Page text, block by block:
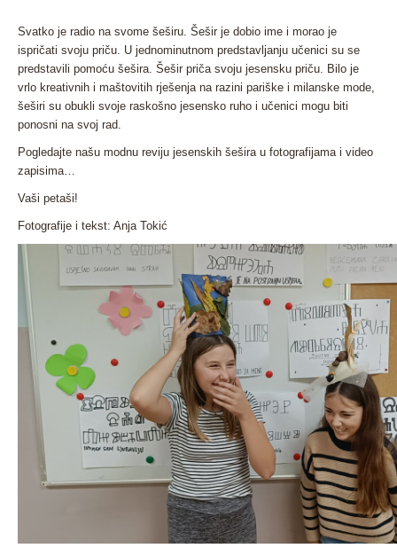
Svatko je radio na svome šeširu. Šešir je dobio ime i morao je
ispričati svoju priču. U jednominutnom predstavljanju učenici su se
predstavili pomoću šešira. Šešir priča svoju jesensku priču. Bilo je
vrlo kreativnih i maštovitih rješenja na razini pariške i milanske mode,
šeširi su obukli svoje raskošno jesensko ruho i učenici mogu biti
ponosni na svoj rad.
Pogledajte našu modnu reviju jesenskih šešira u fotografijama i video
zapisima…
Vaši petaši!
Fotografije i tekst: Anja Tokić